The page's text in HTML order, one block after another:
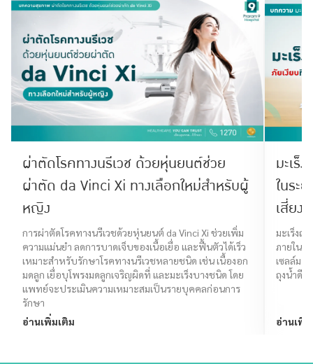
ผ่าตัดโรคทางนรีเวช ด้วยหุ่นยนต์ช่วย
ผ่าตัด da Vinci Xi ทางเลือกใหม่สำหรับผู้
หญิง
การผ่าตัดโรคทางนรีเวชด้วยหุ่นยนต์ da Vinci Xi ช่วยเพิ่ม
ความแม่นยำ ลดการบาดเจ็บของเนื้อเยื่อ และฟื้นตัวได้เร็ว
เหมาะสำหรับรักษาโรคทางนรีเวชหลายชนิด เช่น เนื้องอก
มดลูก เยื่อบุโพรงมดลูกเจริญผิดที่ และมะเร็งบางชนิด โดย
แพทย์จะประเมินความเหมาะสมเป็นรายบุคคลก่อนการ
รักษา
อ่านเพิ่มเติม
มะเร็
ในระ
เสี่ยง
มะเร็งถุ
ภายในถุ
เซลล์มะ
ถุงน้ำดีเ
อ่านเพิ่